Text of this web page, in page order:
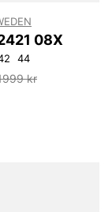
08X
44
kr